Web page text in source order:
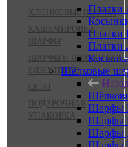
ХЛОПКОВЫЕ ШАРФЫ
КАШЕМИРОВЫЕ
ШАРФЫ
ШАРФЫ И ПЛАТКИ БЕЗ
БИЖУТЕРИИ
СЕТЫ
ПОДАРОЧНАЯ
УПАКОВКА
Платки
Платки
Платки
Шёлковые
Назад
Шарфы
Шарфы
Шарфы